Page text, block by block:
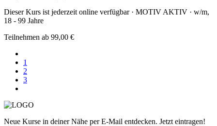
Dieser Kurs ist jederzeit online verfügbar · MOTIV AKTIV · w/m,
18 - 99 Jahre
Teilnehmen ab 99,00 €
1
2
3
Neue Kurse in deiner Nähe per E-Mail entdecken. Jetzt eintragen!